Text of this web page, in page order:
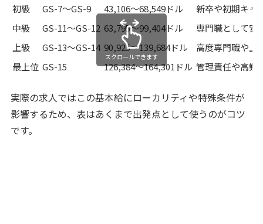
初級 GS-7〜GS-9 43,106〜68,549ドル
新卒や初期キャ
中級
GS-11〜GS-12 63,795〜99,404ドル
専門職として安
上級
GS-13〜GS-14 90,925〜139,684ドル
高度専門職や上
最上位 GS-15 126,384〜164,301ドル 管理責任や高難
スクロールできます
実際の求人ではこの基本給にローカリティや特殊条件が
影響するため、表はあくまで出発点として使うのがコツ
です。